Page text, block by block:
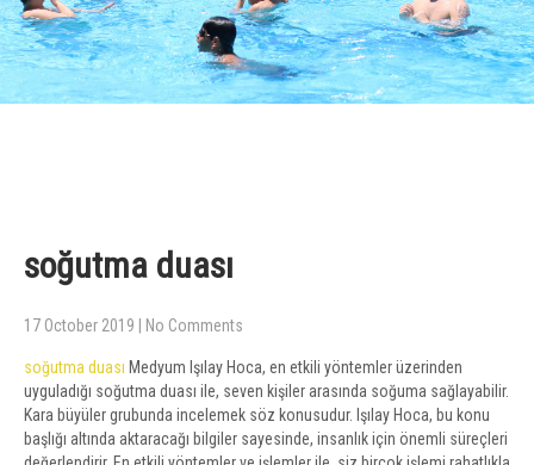
soğutma duası
17 October 2019 No Comments
soğutma duası Medyum Işılay Hoca, en etkili yöntemler üzerinden
uyguladığı soğutma duası ile, seven kişiler arasında soğuma sağlayabilir.
Kara büyüler grubunda incelemek söz konusudur. Işılay Hoca, bu konu
başlığı altında aktaracağı bilgiler sayesinde, insanlık için önemli süreçleri